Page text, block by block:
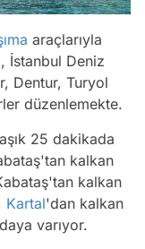
araçlarıyla
İstanbul Deniz
Dentur, Turyol
düzenlemekte.
25 dakikada
kalkan
kalkan
Kartal'dan kalkan
varıyor.